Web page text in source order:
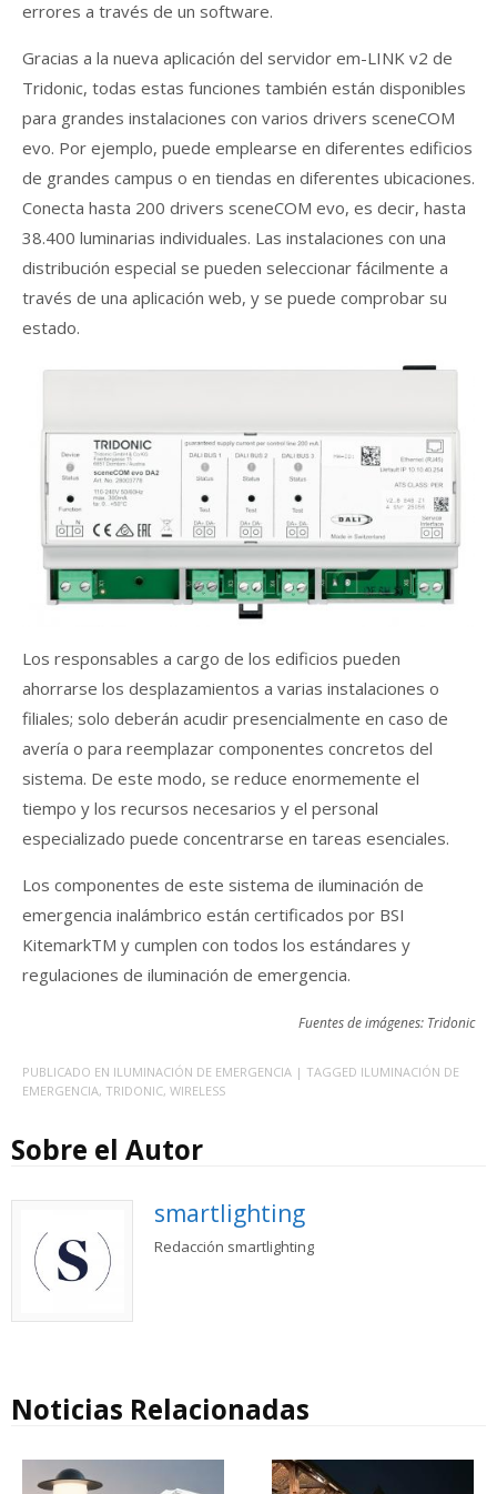
errores a través de un software.
Gracias a la nueva aplicación del servidor em-LINK v2 de
Tridonic, todas estas funciones también están disponibles
para grandes instalaciones con varios drivers sceneCOM
evo. Por ejemplo, puede emplearse en diferentes edificios
de grandes campus o en tiendas en diferentes ubicaciones.
Conecta hasta 200 drivers sceneCOM evo, es decir, hasta
38.400 luminarias individuales. Las instalaciones con una
distribución especial se pueden seleccionar fácilmente a
través de una aplicación web, y se puede comprobar su
estado.
Los responsables a cargo de los edificios pueden
ahorrarse los desplazamientos a varias instalaciones o
filiales; solo deberán acudir presencialmente en caso de
avería o para reemplazar componentes concretos del
sistema. De este modo, se reduce enormemente el
tiempo y los recursos necesarios y el personal
especializado puede concentrarse en tareas esenciales.
Los componentes de este sistema de iluminación de
emergencia inalámbrico están certificados por BSI
KitemarkTM y cumplen con todos los estándares y
regulaciones de iluminación de emergencia.
Fuentes de imágenes: Tridonic
PUBLICADO EN ILUMINACIÓN DE EMERGENCIA | TAGGED ILUMINACIÓN DE
EMERGENCIA, TRIDONIC, WIRELESS
Sobre el Autor
smartlighting
Redacción smartlighting
Noticias Relacionadas